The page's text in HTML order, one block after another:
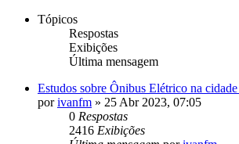
Tópicos
Respostas
Exibições
Última mensagem
Estudos sobre Ônibus Elétrico na
porivanfm » 25 Abr 2023, 07:05
0 Respostas
2416 Exibições